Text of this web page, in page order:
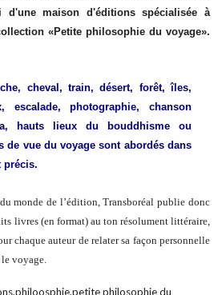
d'une maison d'éditions spécialisée à
«Petite philosophie du voyage».
cheval, train, désert, forêt, îles,
escalade, photographie, chanson
hauts lieux du bouddhisme ou
vue du voyage sont abordés dans
précis.
monde de l’édition, Transboréal publie donc
livres (en format) au ton résolument littéraire,
chaque auteur de relater sa façon personnelle
voyage.